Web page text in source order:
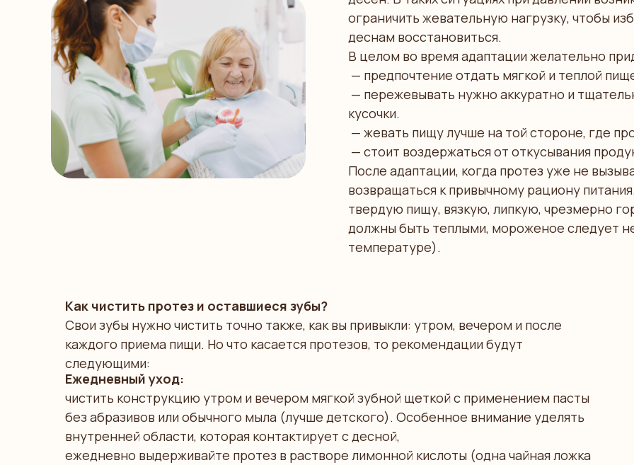
ограничить жевательную нагрузку, чтобы
деснам восстановиться.
В целом во время адаптации желательно
— предпочтение отдать мягкой и теплой
— пережевывать нужно аккуратно и
кусочки.
— жевать пищу лучше на той стороне, где
— стоит воздержаться от откусывания
После адаптации, когда протез уже не
возвращаться к привычному рациону
твердую пищу, вязкую, липкую, чрезмерно
должны быть теплыми, мороженое следует
температуре).
Как чистить протез и оставшиеся зубы?
Свои зубы нужно чистить точно также, как вы привыкли: утром, вечером и после
каждого приема пищи. Но что касается протезов, то рекомендации будут
следующими:
Ежедневный уход:
чистить конструкцию утром и вечером мягкой зубной щеткой с применением пасты
без абразивов или обычного мыла (лучше детского). Особенное внимание уделять
внутренней области, которая контактирует с десной,
ежедневно выдерживайте протез в растворе лимонной кислоты (одна чайная ложка